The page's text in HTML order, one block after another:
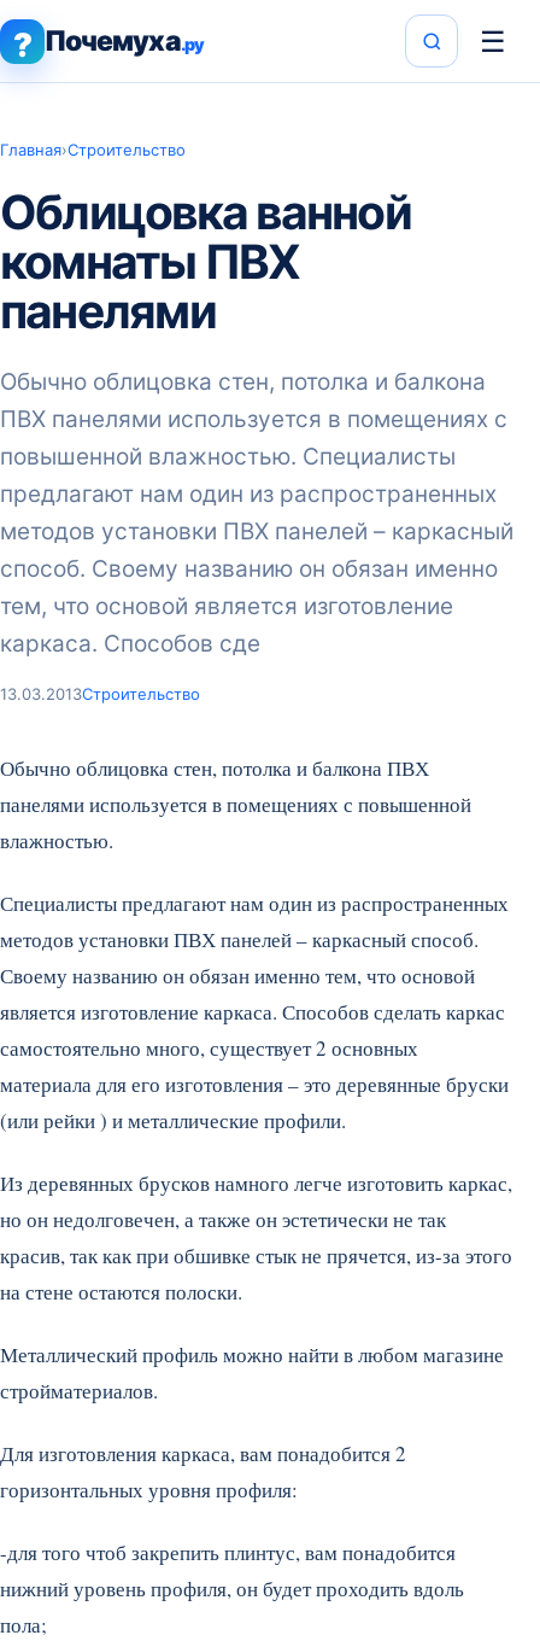
? Почемуха.ру ☰
Главная›Строительство
Облицовка ванной
комнаты ПВХ
панелями
Обычно облицовка стен, потолка и балкона
ПВХ панелями используется в помещениях с
повышенной влажностью. Специалисты
предлагают нам один из распространенных
методов установки ПВХ панелей – каркасный
способ. Своему названию он обязан именно
тем, что основой является изготовление
каркаса. Способов сде
13.03.2013Строительство
Обычно облицовка стен, потолка и балкона ПВХ
панелями используется в помещениях с повышенной
влажностью.
Специалисты предлагают нам один из распространенных
методов установки ПВХ панелей – каркасный способ.
Своему названию он обязан именно тем, что основой
является изготовление каркаса. Способов сделать каркас
самостоятельно много, существует 2 основных
материала для его изготовления – это деревянные бруски
(или рейки ) и металлические профили.
Из деревянных брусков намного легче изготовить каркас,
но он недолговечен, а также он эстетически не так
красив, так как при обшивке стык не прячется, из-за этого
на стене остаются полоски.
Металлический профиль можно найти в любом магазине
стройматериалов.
Для изготовления каркаса, вам понадобится 2
горизонтальных уровня профиля:
-для того чтоб закрепить плинтус, вам понадобится
нижний уровень профиля, он будет проходить вдоль
пола;